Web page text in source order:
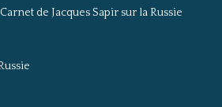
de Jacques Sapir sur la Russie